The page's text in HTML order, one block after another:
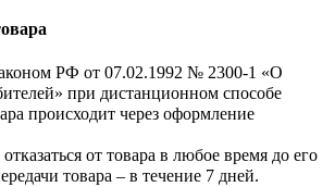
РФ от 07.02.1992 № 2300-1 «О
при дистанционном способе
происходит через оформление
от товара в любое время до его
товара – в течение 7 дней.